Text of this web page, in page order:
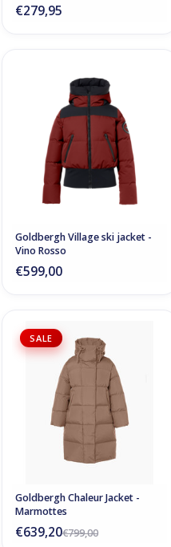
€279,95
Goldbergh Village ski jacket -
Vino Rosso
€599,00
SALE
Goldbergh Chaleur Jacket -
Marmottes
€799,00
€639,20